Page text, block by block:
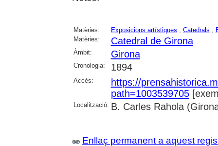
Matèries: Exposicions artístiques ; Catedrals ;
Matèries:
Catedral de Girona
Àmbit: Girona
Cronologia: 1894
Accés:
https://
path=1003539705
Localització: B. Carles Rahola
Enllaç permanent a aquest